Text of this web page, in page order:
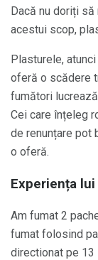
Dacă nu doriți
acestui scop,
Plasturele,
oferă o scădere
fumători
Cei care înțeleg
de renunțare pot
o oferă.
Experiența
Am fumat 2
fumat folosind
directionat pe 13